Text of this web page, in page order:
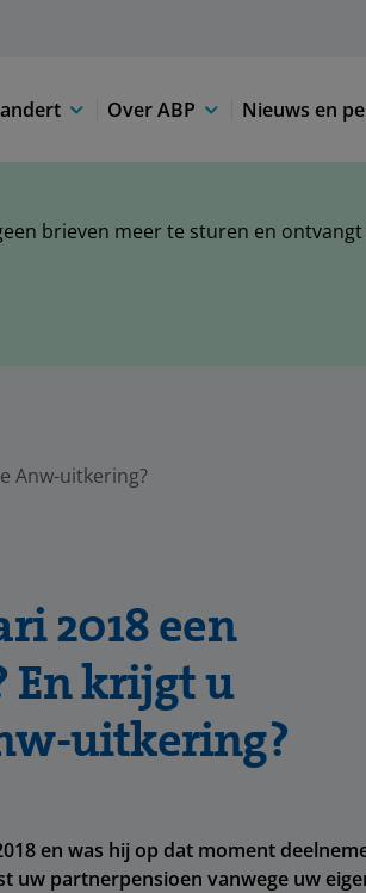
Over ABP Nieuws en
brieven meer te sturen en
Anw-uitkering?
2018 een
En krijgt u
uitkering?
en was hij op dat moment
uw partnerpensioen vanwege uw